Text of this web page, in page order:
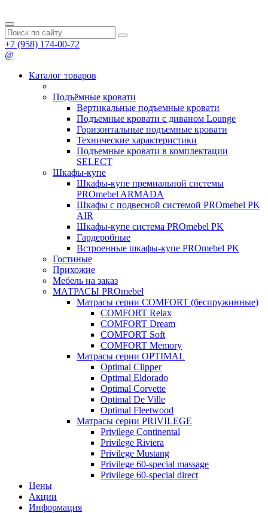
+7 (958) 174-00-72
@
Каталог товаров
Подъёмные кровати
Вертикальные подъемные кровати
Подъемные кровати с диваном Lounge
Горизонтальные подъемные кровати
Технические характеристики
Подъемные кровати в комплектации
SELECT
Шкафы-купе
Шкафы-купе премиальной системы
PROmebel ARMADA
Шкафы с подвесной системой PROmebel PK
AIR
Шкафы-купе система PROmebel PK
Гардеробные
Встроенные шкафы-купе PROmebel PK
Гостиные
Прихожие
Мебель на заказ
МАТРАСЫ PROmebel
Матрасы серии COMFORT (беспружинные)
COMFORT Relax
COMFORT Dream
COMFORT Soft
COMFORT Memory
Матрасы серии OPTIMAL
Optimal Clipper
Optimal Eldorado
Optimal Corvette
Optimal De Ville
Optimal Fleetwood
Матрасы серии PRIVILEGE
Privilege Continental
Privilege Riviera
Privilege Mustang
Privilege 60-special massage
Privilege 60-special direct
Цены
Акции
Информация